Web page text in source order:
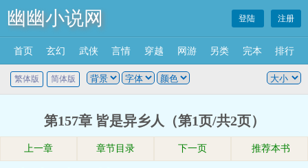
幽幽小说网 登陆 注册
首页 玄幻 武侠 言情 穿越 网游 另类 完本 排行
繁体版 简体版
第157章 皆是异乡人（第1页/共2页）
上一章 章节目录 下一页 推荐本书